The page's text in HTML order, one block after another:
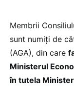
Membrii
sunt numiți de
(AGA), din care
Ministerul
în tutela